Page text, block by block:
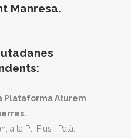
Manresa.
Plataforma Aturem
a la Pl. Fius i Palà: